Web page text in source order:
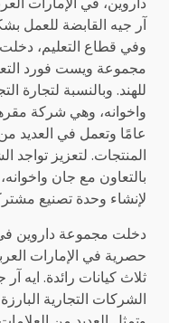
آر جيه القابضة للعمل
وفي قطاع التعليم،
مجموعة ويست فورد
للهند. وبالنسبة لتجارة
المنتجات. لتعزيز تواجد
لإنشاء وحدة تصنيع
دخلت مجموعة داروين
حصرية في الإمارات
ثلاث كيانات رائدة. ايه
الشركات التجارية